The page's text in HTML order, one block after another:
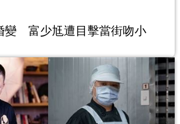
變 富少尪遭目擊當街吻小